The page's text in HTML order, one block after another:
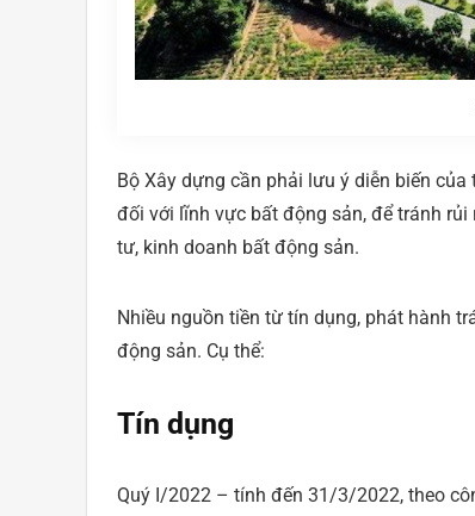
Bộ Xây dựng cần phải lưu ý diễn biến
đối với lĩnh vực bất động sản, để tránh
tư, kinh doanh bất động sản.
Nhiều nguồn tiền từ tín dụng, phát hành
động sản. Cụ thể:
Tín dụng
Quý I/2022 – tính đến 31/3/2022, theo